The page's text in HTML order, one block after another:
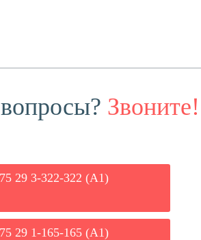
Звоните!
29 3-322-322 (А1)
29 1-165-165 (A1)